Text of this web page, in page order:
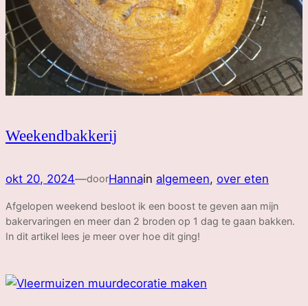
Weekendbakkerij
okt 20, 2024—doorHannain algemeen, over eten
Afgelopen weekend besloot ik een boost te geven aan mijn
bakervaringen en meer dan 2 broden op 1 dag te gaan bakken.
In dit artikel lees je meer over hoe dit ging!